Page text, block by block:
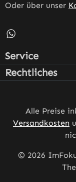
Oder über unser
Schreib uns auf
Service
Rechtliches
Alle Preise
Versandkosten
© 2026